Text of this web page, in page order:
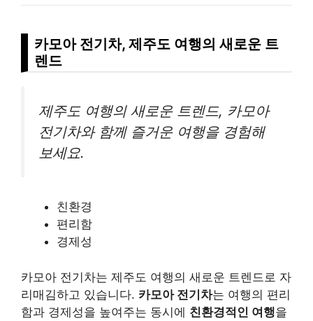
카모아 전기차, 제주도 여행의 새로운 트
렌드
제주도 여행의 새로운 트렌드, 카모아
전기차와 함께 즐거운 여행을 경험해
보세요.
친환경
편리함
경제성
카모아 전기차는 제주도 여행의 새로운 트렌드로 자
리매김하고 있습니다. 카모아 전기차는 여행의 편리
함과 경제성을 높여주는 동시에 친환경적인 여행을